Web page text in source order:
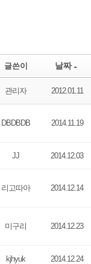
글쓴이 날짜
관리자 2012.01.11
DBDBDB 2014.11.19
JJ 2014.12.03
리고따아 2014.12.14
미구리 2014.12.23
kjhyuk 2014.12.24